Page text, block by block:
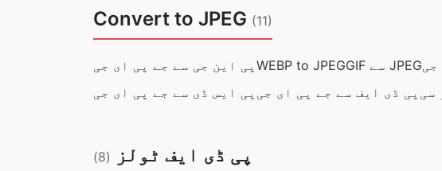
Convert to JPEG (11)
پی این جی سے جے پی ای جی WEBP to JPEG GIF سے JPEGجی
پی ایس ڈی سے جے پی ای جی پی ڈی ایف سے جے پی ای جی سی
پی ڈی ایف ٹولز (8)